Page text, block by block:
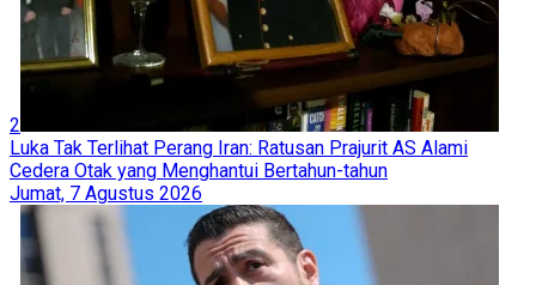
2
Luka Tak Terlihat Perang Iran: Ratusan Prajurit AS Alami
Cedera Otak yang Menghantui Bertahun-tahun
Jumat, 7 Agustus 2026